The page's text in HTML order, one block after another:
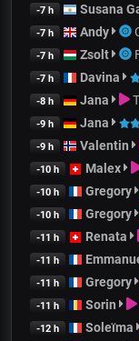
-7 h Susana
-7 h Andy
-7 h Zsolt
-7 h Davina
-8 h Jana
-9 h Jana
-9 h Valentin
-10 h Malex
-10 h Gregory
-10 h Gregory
-11 h Renata
-11 h
-11 h Gregory
-11 h Sorin
-12 h Soleïma